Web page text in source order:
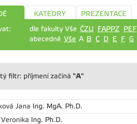
KATEDRY
PREZENTACE
dle fakulty Vše ČZU FAPPZ PEF
abecedně Vše A B C D E F G
filtr: příjmení začíná "A"
Jana Ing. MgA. Ph.D.
Ing. Ph.D.